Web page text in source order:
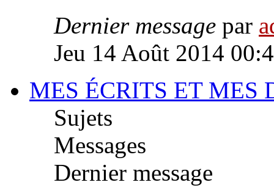
Dernier message par
Jeu 14 Août 2014
MES ÉCRITS ET MES
Sujets
Messages
Dernier message